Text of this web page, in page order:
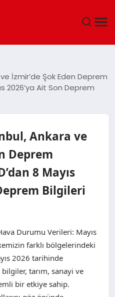
İzmir’de Şok Eden Deprem
2026’ya Ait Son Deprem
Ankara ve
Deprem
8 Mayıs
Bilgileri
Durumu Verileri: Mayıs
farklı bölgelerindeki
2026 tarihinde
tarım, sanayi ve
bir etkiye sahip.